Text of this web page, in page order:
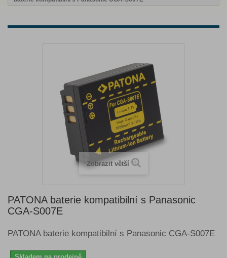
Zobrazit větší
PATONA baterie kompatibilní s Panasonic
CGA-S007E
PATONA baterie kompatibilní s Panasonic CGA-S007E